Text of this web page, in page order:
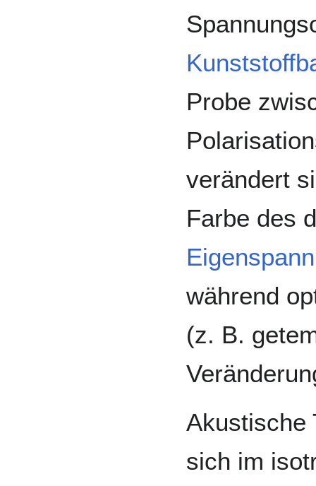
Probe
verändert
Farbe des
während
(z. B.
Akustische
sich im